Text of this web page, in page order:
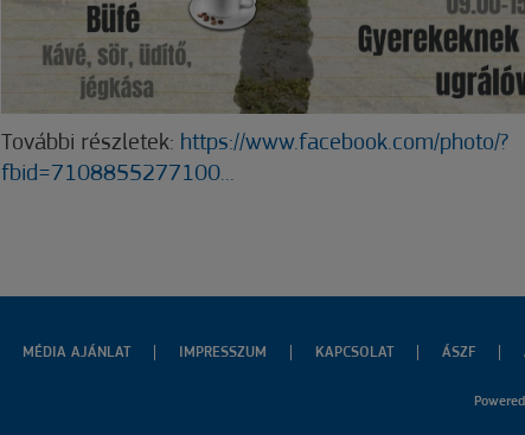
További részletek: https://www.facebook.com/photo/?
fbid=7108855277100...
MÉDIA AJÁNLAT IMPRESSZUM KAPCSOLAT ÁSZF